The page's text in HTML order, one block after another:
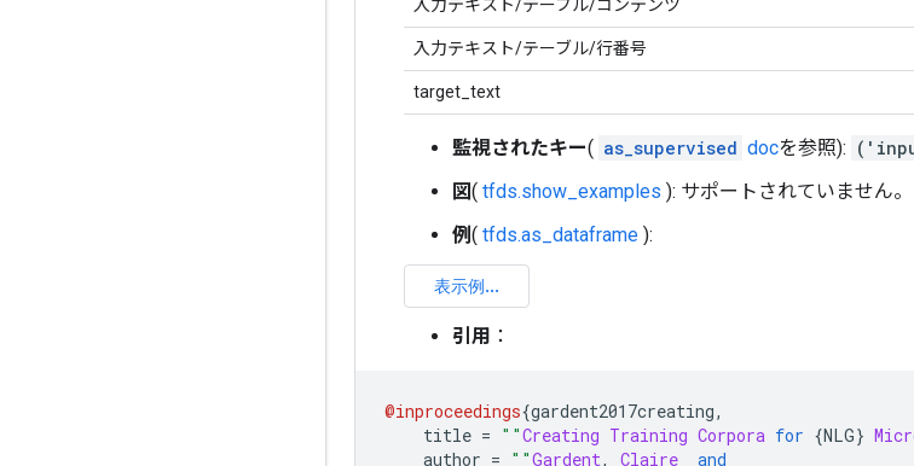
入力テキスト/テーブル/コンテンツ
入力テキスト/テーブル/行番号
target_text
監視されたキー( as_supervised docを参照):
図( tfds.show_examples ): サポートされていません。
例( tfds.as_dataframe ):
引用 ：
@inproceedings{gardent2017creating,
title = ""Creating Training Corpora for {NLG}
author = ""Gardent, Claire
and